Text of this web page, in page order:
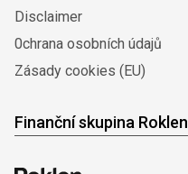
Disclaimer
0chrana osobních údajů
Zásady cookies (EU)
Finanční skupina Roklen